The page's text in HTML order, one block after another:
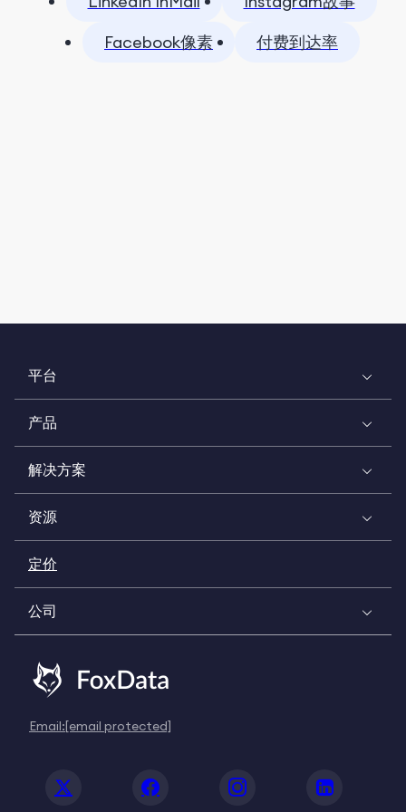
Facebook像素
付费到达率
平台
产品
解决方案
资源
定价
公司
Email:[email protected]